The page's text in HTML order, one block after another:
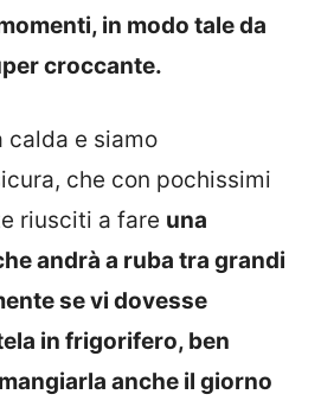
in modo tale da
croccante.
calda e siamo
che con pochissimi
riusciti a fare una
andrà a ruba tra grandi
se vi dovesse
in frigorifero, ben
anche il giorno